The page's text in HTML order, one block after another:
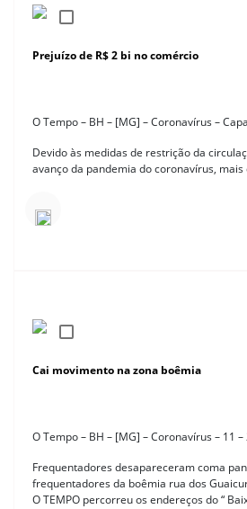
Prejuízo de R$ 2 bi no comércio
O Tempo – BH – [MG] – Coronavírus –
Devido às medidas de restrição da
avanço da pandemia do coronavírus,
Cai movimento na zona boêmia
O Tempo – BH – [MG] – Coronavírus – 11
Frequentadores desapareceram coma
frequentadores da boêmia rua dos
O TEMPO percorreu os endereços do “